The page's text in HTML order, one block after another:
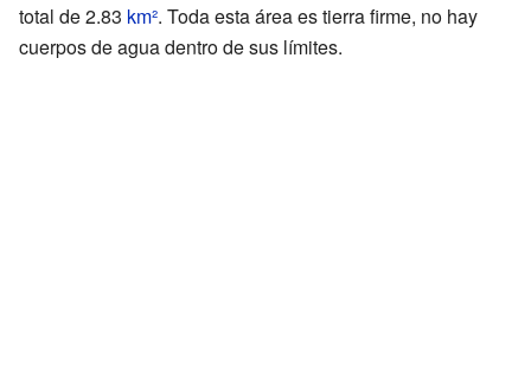
total de 2.83 km². Toda esta área es tierra firme, no hay
cuerpos de agua dentro de sus límites.